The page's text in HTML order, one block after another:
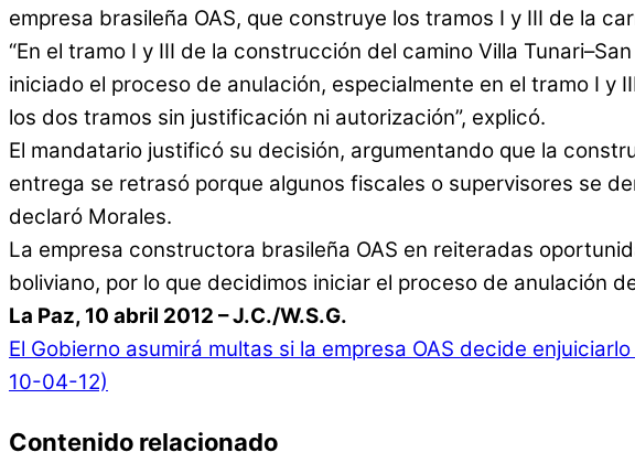
empresa brasileña OAS, que construye los tramos I y III de la
“En el tramo I y III de la construcción del camino Villa
iniciado el proceso de anulación, especialmente en el tramo I y
los dos tramos sin justificación ni autorización”, explicó.
El mandatario justificó su decisión, argumentando que la
entrega se retrasó porque algunos fiscales o supervisores se
declaró Morales.
La empresa constructora brasileña OAS en reiteradas
boliviano, por lo que decidimos iniciar el proceso de anulación
La Paz, 10 abril 2012 – J.C./W.S.G.
El Gobierno asumirá multas si la empresa OAS decide enjuiciarlo
10-04-12)
Contenido relacionado